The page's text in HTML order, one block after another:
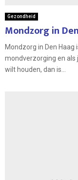
Gezondheid
Mondzorg in
Mondzorg in Den Haag
mondverzorging en als
wilt houden, dan is...